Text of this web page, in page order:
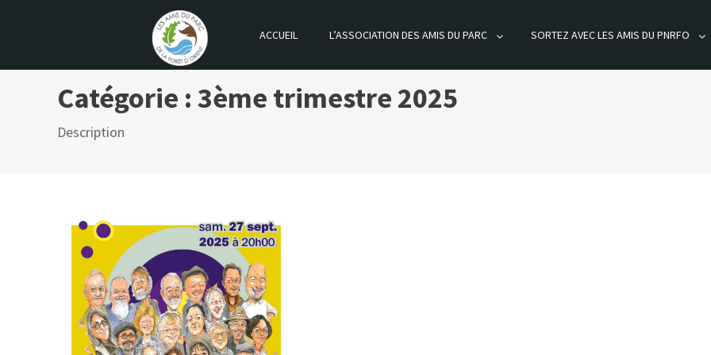
LES AMIS DU PARC DE LA FORÊT D'ORIENT
ACCUEIL L’ASSOCIATION DES AMIS DU PARC SORTEZ AVEC LES AMIS DU PNRFO
Catégorie : 3ème trimestre 2025
Description